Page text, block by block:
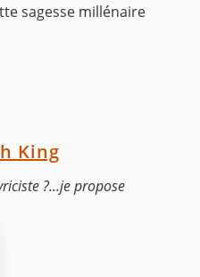
sagesse millénaire
King
?...je propose